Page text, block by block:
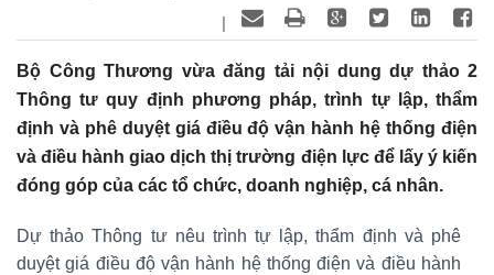
|
Bộ Công Thương vừa đăng tải nội dung dự thảo 2
Thông tư quy định phương pháp, trình tự lập, thẩm
định và phê duyệt giá điều độ vận hành hệ thống điện
và điều hành giao dịch thị trường điện lực để lấy ý kiến
đóng góp của các tổ chức, doanh nghiệp, cá nhân.
Dự thảo Thông tư nêu trình tự lập, thẩm định và phê
duyệt giá điều độ vận hành hệ thống điện và điều hành